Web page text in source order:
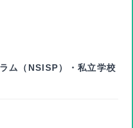
ム（NSISP）・私立学校